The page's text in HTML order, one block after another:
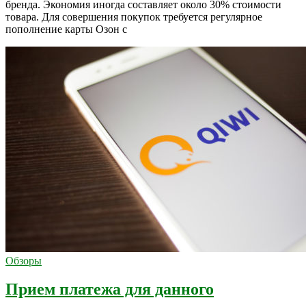
бренда. Экономия иногда составляет около 30% стоимости
товара. Для совершения покупок требуется регулярное
пополнение карты Озон с
Обзоры
Прием платежа для данного